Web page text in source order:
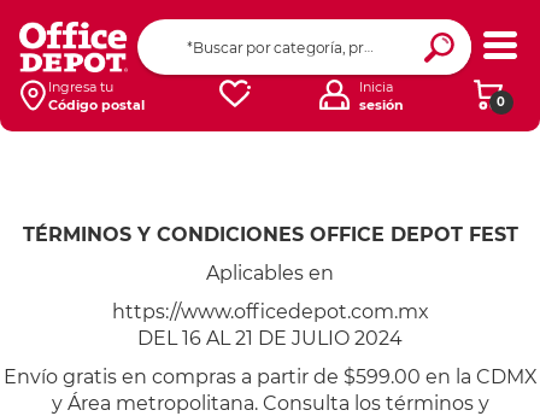
Ingresa tu
Código postal
0
Inicia
sesión
TÉRMINOS Y CONDICIONES OFFICE DEPOT FEST
Aplicables en
https://www.officedepot.com.mx
DEL 16 AL 21 DE JULIO 2024
Envío gratis en compras a partir de $599.00 en la CDMX
y Área metropolitana. Consulta los términos y